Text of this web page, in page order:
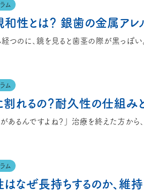
ム
和性とは？ 銀歯の金属ア
ム
ム
はなぜ長持ちするのか、維